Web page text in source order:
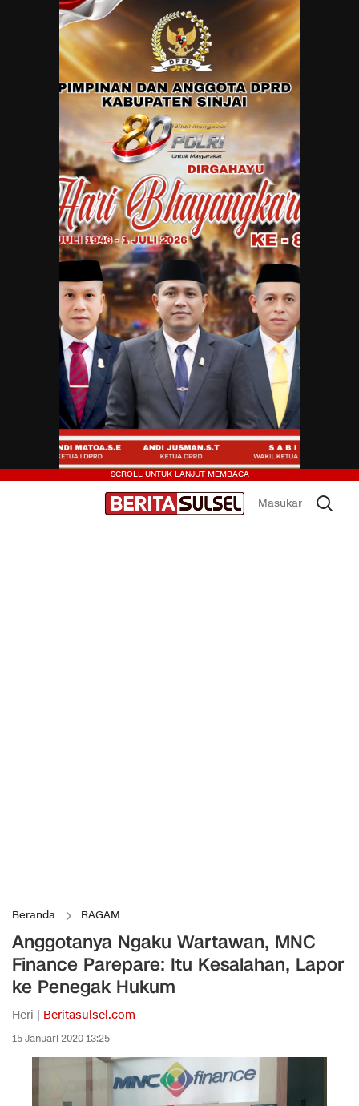
Beranda RAGAM
Anggotanya Ngaku Wartawan, MNC
Finance Parepare: Itu Kesalahan, Lapor
ke Penegak Hukum
Heri | Beritasulsel.com
15 Januari 2020 13:25